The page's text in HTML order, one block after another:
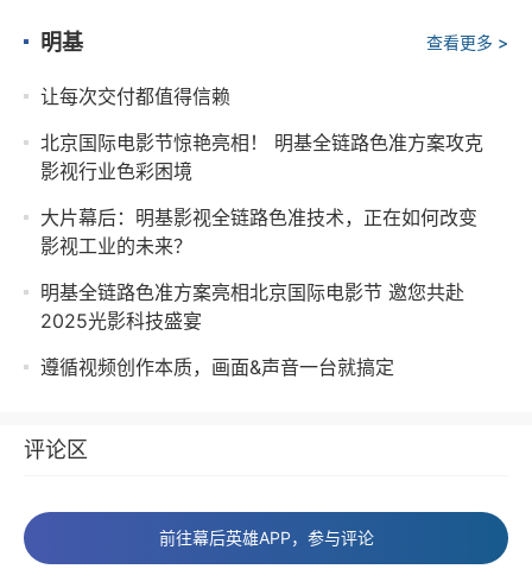
明基 查看更多 >
让每次交付都值得信赖
北京国际电影节惊艳亮相！ 明基全链路色准方案攻克
影视行业色彩困境
大片幕后：明基影视全链路色准技术，正在如何改变
影视工业的未来？
明基全链路色准方案亮相北京国际电影节 邀您共赴
2025光影科技盛宴
遵循视频创作本质，画面&声音一台就搞定
评论区
前往幕后英雄APP，参与评论